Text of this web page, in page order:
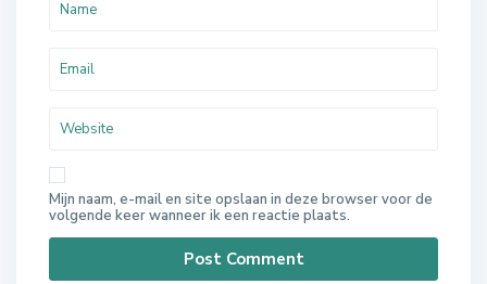
Mijn naam, e-mail en site opslaan in deze browser voor de
volgende keer wanneer ik een reactie plaats.